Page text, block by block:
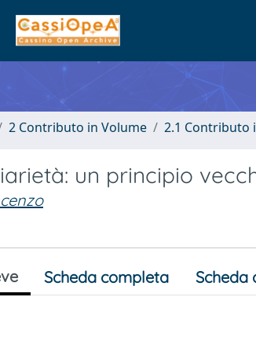
2 Contributo in Volume 2.1 Contributo
un principio
Scheda completa Scheda